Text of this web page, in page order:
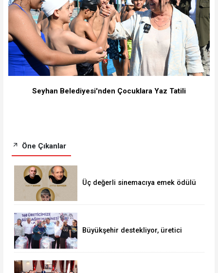
Seyhan Belediyesi'nden Çocuklara Yaz Tatili
Öne Çıkanlar
Üç değerli sinemacıya emek ödülü
Büyükşehir destekliyor, üretici